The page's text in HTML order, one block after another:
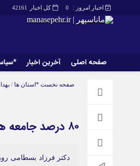
کل اخبار 42161 اخبار امروز : 0
صفحه اصلی آخرین اخبار
صفحه اصلیصفحه نخست *استان ها /
۸۰ درصد جامعه هدف چوار واکسن کرونا تزریق کردند
دکتر فرزاد بسطامی